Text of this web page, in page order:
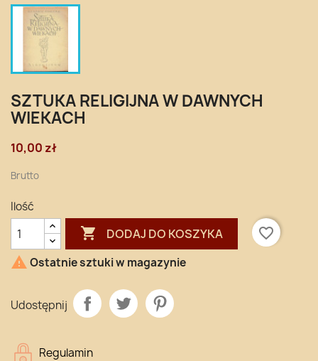
SZTUKA RELIGIJNA W DAWNYCH
WIEKACH
10,00 zł
Brutto
Ilość
 DODAJ DO KOSZYKA
favorite_border
 Ostatnie sztuki w magazynie
Udostępnij
Regulamin